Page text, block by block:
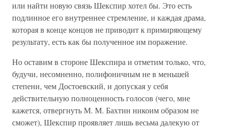
или найти новую связь Шекспир хотел бы. Это есть
подлинное его внутреннее стремление, и каждая драма,
которая в конце концов не приводит к примиряющему
результату, есть как бы полученное им поражение.
Но оставим в стороне Шекспира и отметим только, что,
будучи, несомненно, полифоничным не в меньшей
степени, чем Достоевский, и допуская у себя
действительную полноценность голосов (чего, мне
кажется, отвергнуть М. М. Бахтин никоим образом не
сможет), Шекспир проявляет лишь весьма далекую от